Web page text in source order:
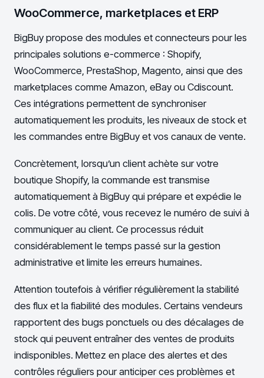
WooCommerce, marketplaces et ERP
BigBuy propose des modules et connecteurs pour les
principales solutions e-commerce : Shopify,
WooCommerce, PrestaShop, Magento, ainsi que des
marketplaces comme Amazon, eBay ou Cdiscount.
Ces intégrations permettent de synchroniser
automatiquement les produits, les niveaux de stock et
les commandes entre BigBuy et vos canaux de vente.
Concrètement, lorsqu’un client achète sur votre
boutique Shopify, la commande est transmise
automatiquement à BigBuy qui prépare et expédie le
colis. De votre côté, vous recevez le numéro de suivi à
communiquer au client. Ce processus réduit
considérablement le temps passé sur la gestion
administrative et limite les erreurs humaines.
Attention toutefois à vérifier régulièrement la stabilité
des flux et la fiabilité des modules. Certains vendeurs
rapportent des bugs ponctuels ou des décalages de
stock qui peuvent entraîner des ventes de produits
indisponibles. Mettez en place des alertes et des
contrôles réguliers pour anticiper ces problèmes et